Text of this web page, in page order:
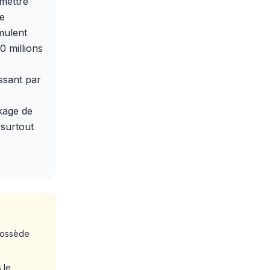
millions
par
de
le